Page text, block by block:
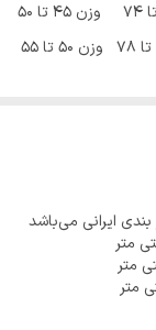
ایرانی می‌باشد